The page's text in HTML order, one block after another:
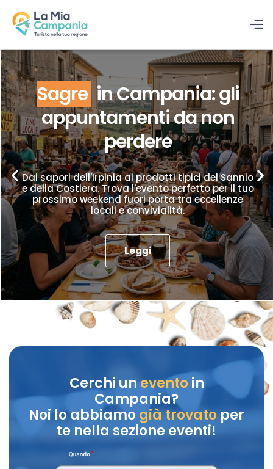
Sagre in Campania: gli
appuntamenti da non
perdere
Dai sapori dell'Irpinia ai prodotti tipici del Sannio
e della Costiera. Trova l'evento perfetto per il tuo
prossimo weekend fuori porta tra eccellenze
locali e convivialità.
Leggi
Cerchi unevento in
Campania?
Noi lo abbiamo già trovatoper
te nella sezione eventi!